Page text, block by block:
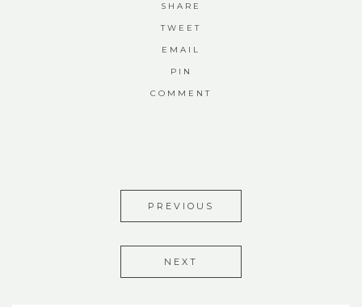
SHARE
TWEET
EMAIL
PIN
COMMENT
PREVIOUS
NEXT